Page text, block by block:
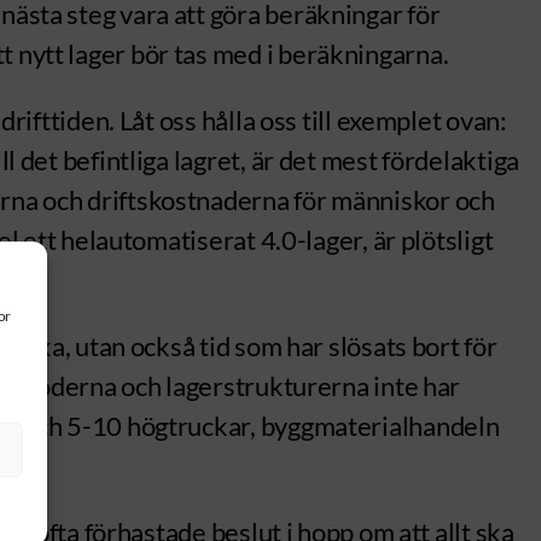
steg vara att göra beräkningar för
lager bör tas med i beräkningarna.
Låt oss hålla oss till exemplet ovan:
det befintliga lagret, är det mest fördelaktiga
och driftskostnaderna för människor och
ett helautomatiserat 4.0-lager, är plötsligt
utan också tid som har slösats bort för
och lagerstrukturerna inte har
och 5-10 högtruckar, byggmaterialhandeln
ofta förhastade beslut i hopp om att allt ska